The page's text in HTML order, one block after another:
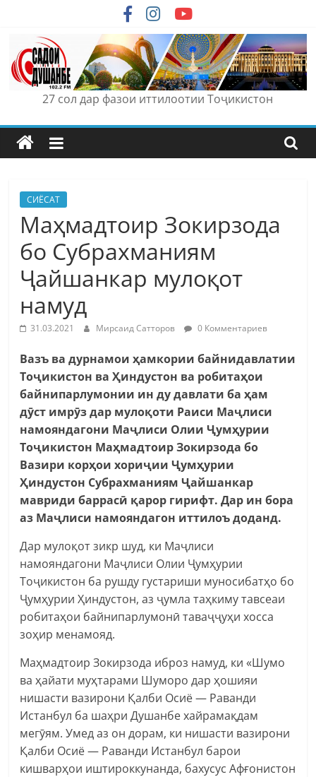
content
27 сол дар фазои иттилоотии Тоҷикистон
СИЁСАТ
Маҳмадтоир Зокирзода
бо Субрахманиям
Ҷайшанкар мулоқот
намуд
31.03.2021 Мирсаид Сатторов 0 Комментариев
Вазъ ва дурнамои ҳамкории байнидавлатии
Тоҷикистон ва Ҳиндустон ва робитаҳои
байнипарлумонии ин ду давлати ба ҳам
дӯст имрӯз дар мулоқоти Раиси Маҷлиси
намояндагони Маҷлиси Олии Ҷумҳурии
Тоҷикистон Маҳмадтоир Зокирзода бо
Вазири корҳои хориҷии Ҷумҳурии
Ҳиндустон Субрахманиям Ҷайшанкар
мавриди баррасӣ қарор гирифт. Дар ин бора
аз Маҷлиси намояндагон иттилоъ доданд.
Дар мулоқот зикр шуд, ки Маҷлиси
намояндагони Маҷлиси Олии Ҷумҳурии
Тоҷикистон ба рушду густариши муносибатҳо бо
Ҷумҳурии Ҳиндустон, аз ҷумла таҳкиму тавсеаи
робитаҳои байнипарлумонӣ таваҷҷуҳи хосса
зоҳир менамояд.
Маҳмадтоир Зокирзода иброз намуд, ки «Шумо
ва ҳайати муҳтарами Шуморо дар ҳошияи
нишасти вазирони Қалби Осиё — Раванди
Истанбул ба шаҳри Душанбе хайрамақдам
мегӯям. Умед аз он дорам, ки нишасти вазирони
Қалби Осиё — Раванди Истанбул барои
кишварҳои иштироккунанда, бахусус Афғонистон